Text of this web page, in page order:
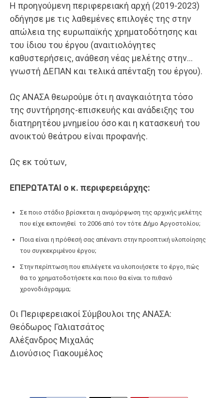
Η προηγούμενη περιφερειακή αρχή (2019-2023)
οδήγησε με τις λαθεμένες επιλογές της στην
απώλεια της ευρωπαϊκής χρηματοδότησης και
του ίδιου του έργου (αναιτιολόγητες
καθυστερήσεις, ανάθεση νέας μελέτης στην…
γνωστή ΔΕΠΑΝ και τελικά απένταξη του έργου).
Ως ΑΝΑΣΑ θεωρούμε ότι η αναγκαιότητα τόσο
της συντήρησης-επισκευής και ανάδειξης του
διατηρητέου μνημείου όσο και η κατασκευή του
ανοικτού θεάτρου είναι προφανής.
Ως εκ τούτων,
ΕΠΕΡΩΤΑΤΑΙ ο κ. περιφερειάρχης:
Σε ποιο στάδιο βρίσκεται η αναμόρφωση της αρχικής μελέτης
που είχε εκπονηθεί το 2006 από τον τότε Δήμο Αργοστολίου;
Ποια είναι η πρόθεσή σας απέναντι στην προοπτική υλοποίησης
του συγκεκριμένου έργου;
Στην περίπτωση που επιλέγετε να υλοποιήσετε το έργο, πώς
θα το χρηματοδοτήσετε και ποιο θα είναι το πιθανό
χρονοδιάγραμμα;
Οι Περιφερειακοί Σύμβουλοι της ΑΝΑΣΑ:
Θεόδωρος Γαλιατσάτος
Αλέξανδρος Μιχαλάς
Διονύσιος Γιακουμέλος